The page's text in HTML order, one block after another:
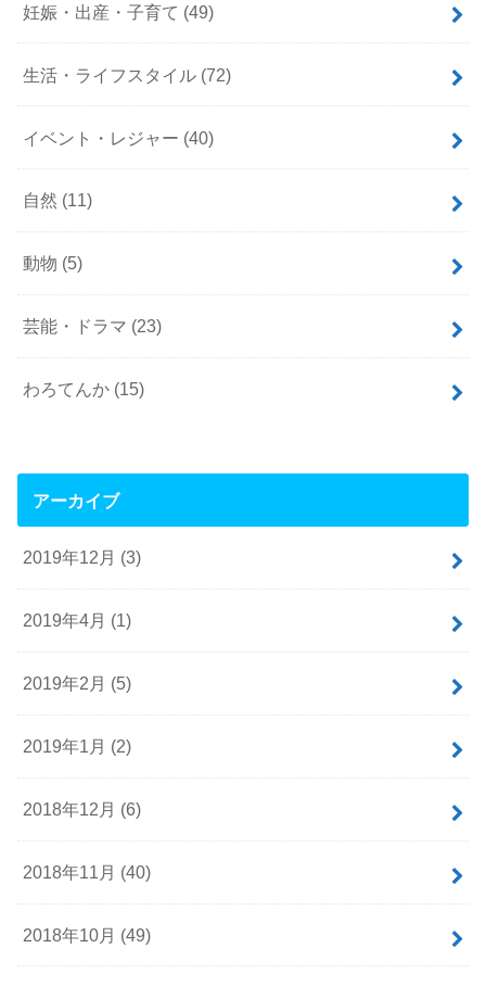
妊娠・出産・子育て (49)
生活・ライフスタイル (72)
イベント・レジャー (40)
自然 (11)
動物 (5)
芸能・ドラマ (23)
わろてんか (15)
アーカイブ
2019年12月 (3)
2019年4月 (1)
2019年2月 (5)
2019年1月 (2)
2018年12月 (6)
2018年11月 (40)
2018年10月 (49)